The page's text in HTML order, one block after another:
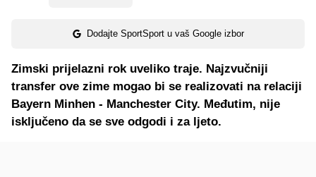
Dodajte SportSport u vaš Google izbor
Zimski prijelazni rok uveliko traje. Najzvučniji
transfer ove zime mogao bi se realizovati na relaciji
Bayern Minhen - Manchester City. Međutim, nije
isključeno da se sve odgodi i za ljeto.